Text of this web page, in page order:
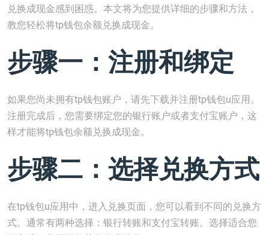
兑换成现金感到困惑。本文将为您提供详细的步骤和方法，
教您轻松将tp钱包余额兑换成现金。
步骤一：注册和绑定
如果您尚未拥有tp钱包账户，请先下载并注册tp钱包u应用。
注册完成后，您需要绑定您的银行账户或者支付宝账户，这
样才能将tp钱包余额兑换成现金。
步骤二：选择兑换方式
在tp钱包u应用中，进入兑换页面，您可以看到不同的兑换方
式。通常有两种选择：银行转账和支付宝转账。选择适合您